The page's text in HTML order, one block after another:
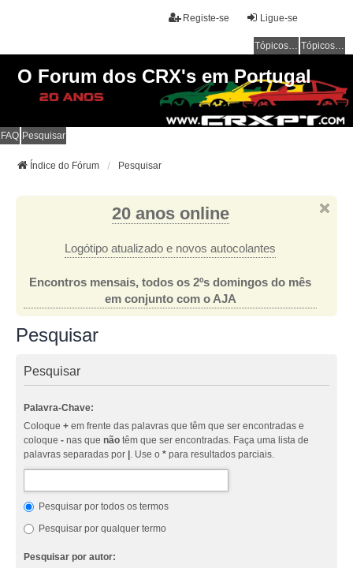
Ligue-se
Registe-se
Tópicos sem resposta Tópicos ativos
O Forum dos CRX's em Portugal
FAQ Pesquisar
Índice do Fórum Pesquisar
20 anos online
Logótipo atualizado e novos autocolantes
Encontros mensais, todos os 2ºs domingos do mês
em conjunto com o AJA
Pesquisar
Pesquisar
Palavra-Chave:
Coloque + em frente das palavras que têm que ser encontradas e
coloque - nas que não têm que ser encontradas. Faça uma lista de
palavras separadas por |. Use o * para resultados parciais.
Pesquisar por todos os termos
Pesquisar por qualquer termo
Pesquisar por autor: